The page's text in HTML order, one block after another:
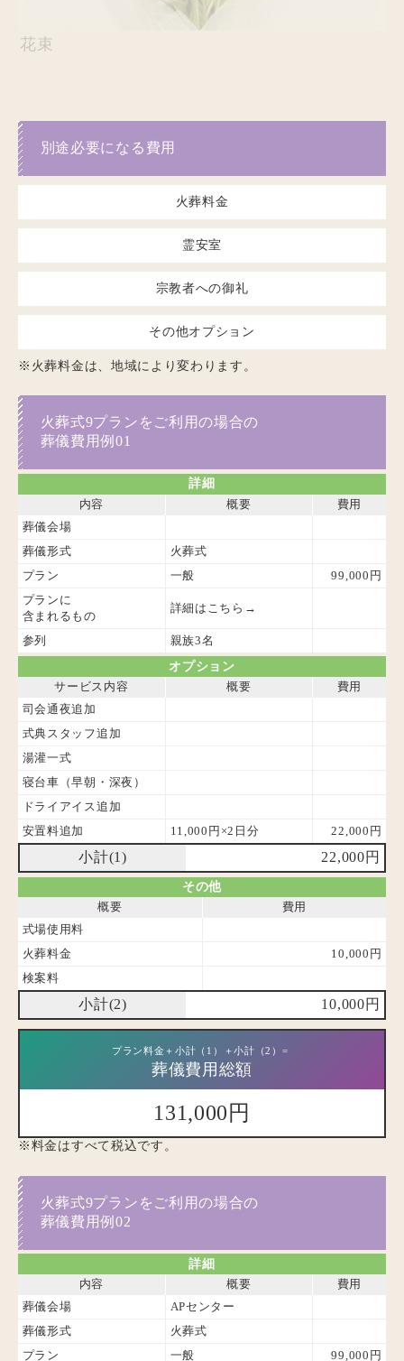
花束
別途必要になる費用
火葬料金
霊安室
宗教者への御礼
その他オプション
※火葬料金は、地域により変わります。
火葬式9プランをご利用の場合の
葬儀費用例01
詳細
内容
概要
費用
葬儀会場
葬儀形式
火葬式
プラン
一般
99,000円
プランに
含まれるもの
詳細はこちら→
参列
親族3名
オプション
サービス内容
概要
費用
司会通夜追加
式典スタッフ追加
湯灌一式
寝台車（早朝・深夜）
ドライアイス追加
安置料追加
11,000円×2日分 22,000円
小計(1) 22,000円
その他
概要
費用
式場使用料
火葬料金
10,000円
検案料
小計(2) 10,000円
プラン料金＋小計（1）＋小計（2）=
葬儀費用総額
131,000円
※料金はすべて税込です。
火葬式9プランをご利用の場合の
葬儀費用例02
詳細
内容
概要
費用
葬儀会場
APセンター
葬儀形式
火葬式
プラン
一般 99,000円